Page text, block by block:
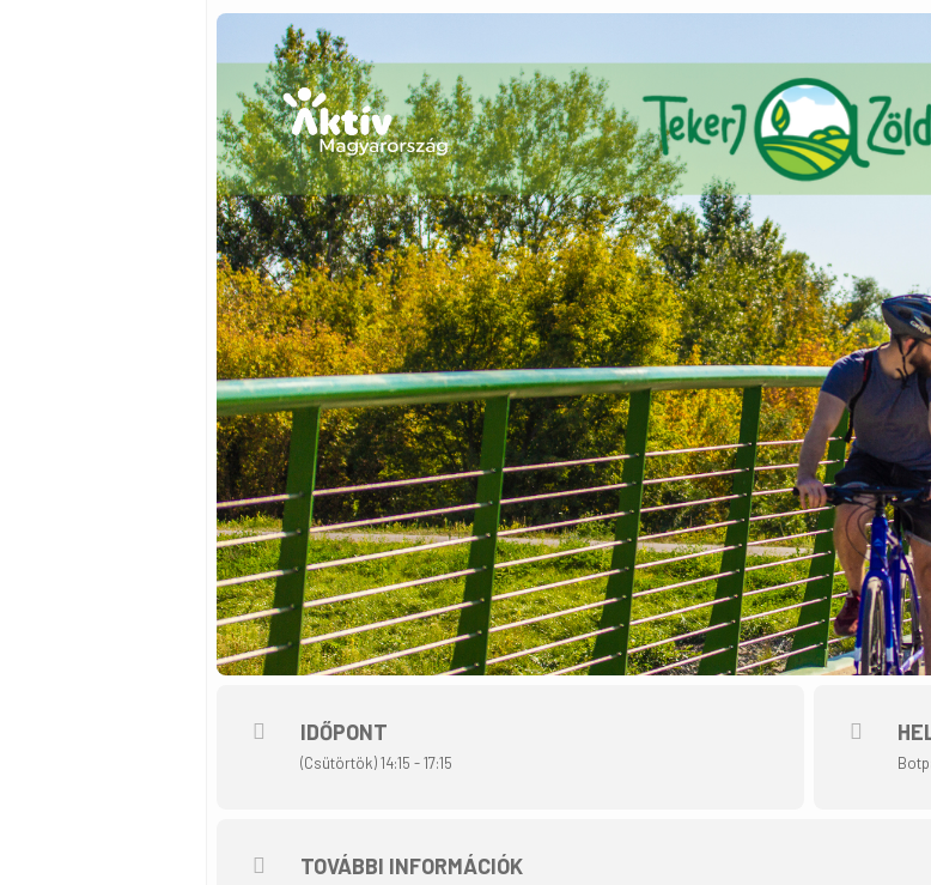
IDŐPONT
(Csütörtök) 14:15 - 17:15
TOVÁBBI INFORMÁCIÓK